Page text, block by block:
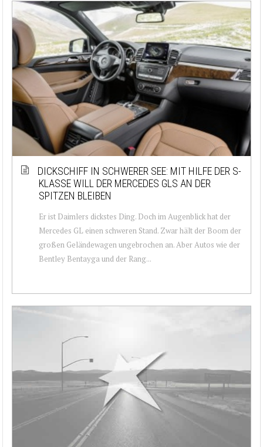
DICKSCHIFF IN SCHWERER SEE: MIT HILFE DER S-
KLASSE WILL DER MERCEDES GLS AN DER
SPITZEN BLEIBEN
Er ist Daimlers dickstes Ding. Doch im Augenblick hat der
Mercedes GL einen schweren Stand. Zwar hält der Boom der
großen Geländewagen ungebrochen an. Aber Autos wie der
Bentley Bentayga und der Rang...